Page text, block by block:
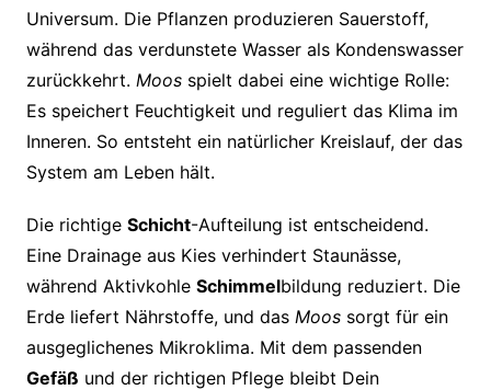
Universum. Die Pflanzen produzieren Sauerstoff,
während das verdunstete Wasser als Kondenswasser
zurückkehrt. Moosspielt dabei eine wichtige Rolle:
Es speichert Feuchtigkeit und reguliert das Klima im
Inneren. So entsteht ein natürlicher Kreislauf, der das
System am Leben hält.
Die richtige Schicht-Aufteilung ist entscheidend.
Eine Drainage aus Kies verhindert Staunässe,
während Aktivkohle Schimmelbildung reduziert. Die
Erde liefert Nährstoffe, und das Moossorgt für ein
ausgeglichenes Mikroklima. Mit dem passenden
Gefäß und der richtigen Pflege bleibt Dein